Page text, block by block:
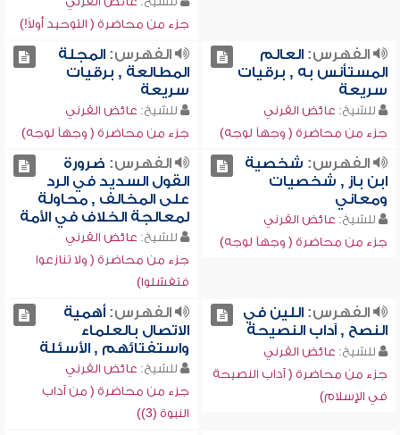
جزء من محاضرة ( التوحيد أولاً!)
الفهرس:العالم
المستأنس به , برقيات
سريعة
للشيخ: عائض القرني
جزء من محاضرة ( وجهاً لوجه)
الفهرس:المجلة
المطالعة , برقيات
سريعة
للشيخ: عائض القرني
جزء من محاضرة ( وجهاً لوجه)
الفهرس: شخصية
ابن باز , شخصيات
ومعاني
للشيخ: عائض القرني
جزء من محاضرة ( وجهاً لوجه)
الفهرس: ضرورة
القول السديد في الرد
على المخالف , محاولة
لمعالجة الخلاف في الأمة
للشيخ: عائض القرني
جزء من محاضرة ( ولا تنازعوا
فتفشلوا)
الفهرس:اللين في
النصح , آداب النصيحة
للشيخ: عائض القرني
جزء من محاضرة ( آداب النصيحة
في الإسلام)
الفهرس:أهمية
الاتصال بالعلماء
واستفتائهم , الأسئلة
للشيخ: عائض القرني
جزء من محاضرة ( من آداب
النبوة (3))